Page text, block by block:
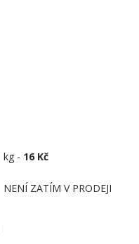
kg - 16 Kč
NENÍ ZATÍM V PRODEJI